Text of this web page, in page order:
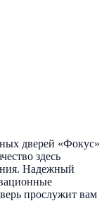
дверей «Фокус»
здесь
Надежный
прослужит вам